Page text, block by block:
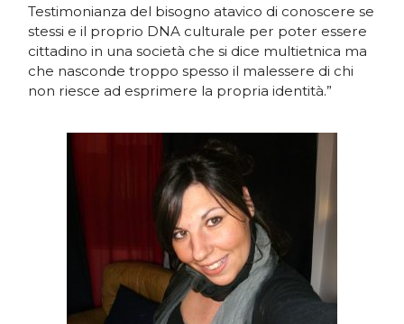
Testimonianza del bisogno atavico di conoscere se
stessi e il proprio DNA culturale per poter essere
cittadino in una società che si dice multietnica ma
che nasconde troppo spesso il malessere di chi
non riesce ad esprimere la propria identità.”